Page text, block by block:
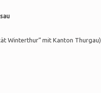
Winterthur“ mit Kanton Thurgau)